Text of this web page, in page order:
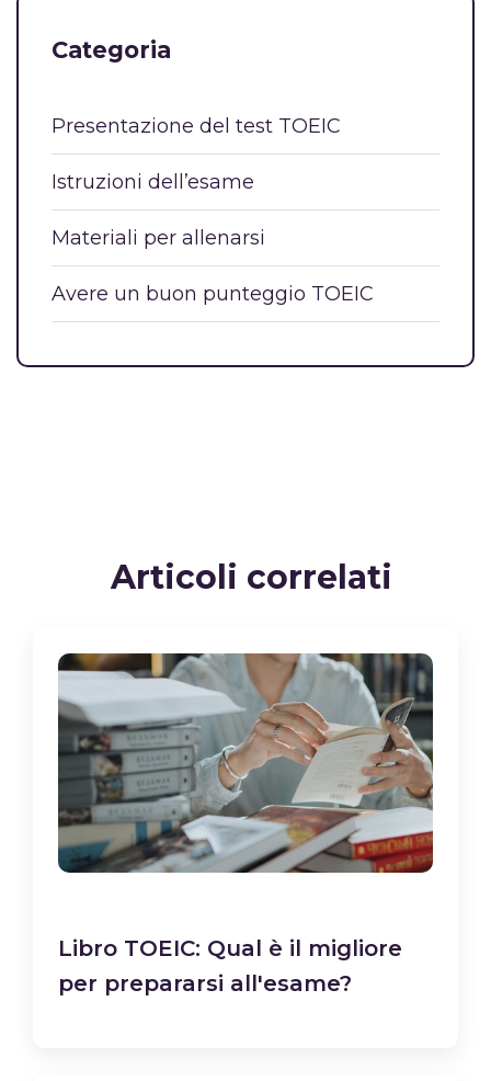
Categoria
Presentazione del test TOEIC
Istruzioni dell’esame
Materiali per allenarsi
Avere un buon punteggio TOEIC
Articoli correlati
Libro TOEIC: Qual è il migliore
per prepararsi all'esame?